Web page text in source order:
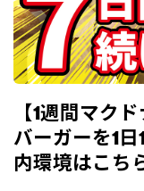
【1週間マク
バーガーを1
内環境はこち